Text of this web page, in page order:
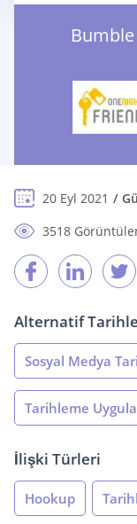
20 Eyl 2021
3518
Alternatif
Sosyal Medya
Tarihleme
İlişki Türleri
Hookup